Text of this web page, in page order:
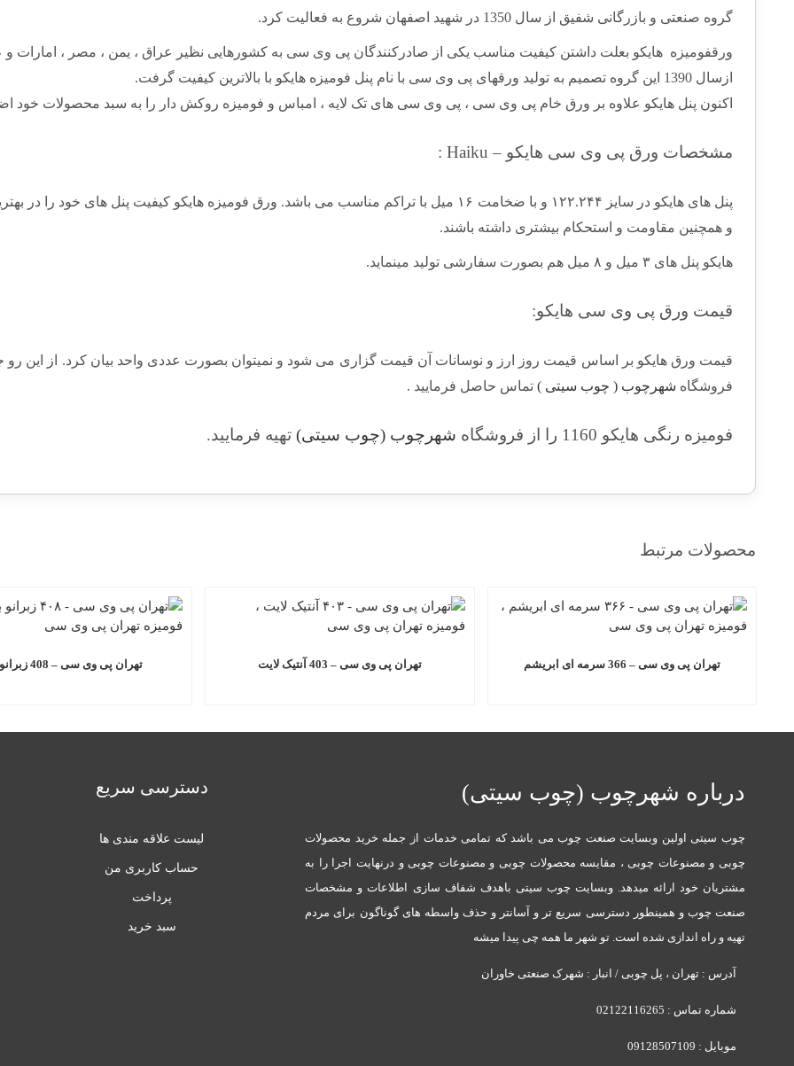
گروه صنعتی و بازرگانی شفیق از سال 1350 در شهید اصفهان شروع به فعالیت کرد.
ورقفومیزه هایکو بعلت داشتن کیفیت مناسب یکی از صادرکنندگان پی وی سی به کشورهایی نظیر عراق ، یمن ، مصر ، امارات
ازسال 1390 این گروه تصمیم به تولید ورقهای پی وی سی با نام پنل فومیزه هایکو با بالاترین کیفیت گرفت.
اکنون پنل هایکو علاوه بر ورق خام پی وی سی ، پی وی سی های تک لایه ، امباس و فومیزه روکش دار را به سبد محصولات خود
مشخصات ورق پی وی سی هایکو – Haiku :
پنل های هایکو در سایز ۱۲۲.۲۴۴ و با ضخامت ۱۶ میل با تراکم مناسب می باشد. ورق فومیزه هایکو کیفیت پنل
و همچنین مقاومت و استحکام بیشتری داشته باشند.
هایکو پنل های ۳ میل و ۸ میل هم بصورت سفارشی تولید مینماید.
قیمت ورق پی وی سی هایکو:
قیمت ورق هایکو بر اساس قیمت روز ارز و نوسانات آن قیمت گزاری می شود و نمیتوان بصورت عددی واحد بیان کرد. از این رو
فروشگاه شهرچوب ( چوب سیتی ) تماس حاصل فرمایید .
فومیزه رنگی هایکو 1160 را از فروشگاه شهرچوب (چوب سیتی) تهیه فرمایید.
محصولات مرتبط
تهران پی وی سی – 366 سرمه ای ابریشم تهران پی وی سی – 403 آنتیک لایت تهران پی وی سی – 408 زبرانو باران
درباره شهرچوب (چوب سیتی)
چوب سیتی اولین وبسایت صنعت چوب می باشد که تمامی خدمات از جمله خرید محصولات
چوبی و مصنوعات چوبی ، مقایسه محصولات چوبی و مصنوعات چوبی و درنهایت اجرا را به
مشتریان خود ارائه میدهد. وبسایت چوب سیتی باهدف شفاف سازی اطلاعات و مشخصات
صنعت چوب و همینطور دسترسی سریع تر و آسانتر و حذف واسطه های گوناگون برای مردم
تهیه و راه اندازی شده است. تو شهر ما همه چی پیدا میشه
آدرس : تهران ، پل چوبی / انبار : شهرک صنعتی خاوران
شماره تماس : 02122116265
موبایل : 09128507109
دسترسی سریع
لیست علاقه مندی ها
حساب کاربری من
پرداخت
سبد خرید